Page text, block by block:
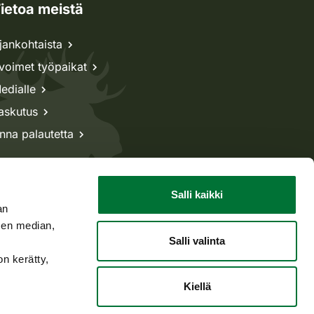
median,
kerätty,
Salli kaikki
Salli valinta
Kiellä
meistä
työpaikat
palautetta